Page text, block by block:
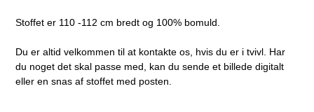
Stoffet er 110 -112 cm bredt og 100% bomuld.
Du er altid velkommen til at kontakte os, hvis du er i tvivl. Har
du noget det skal passe med, kan du sende et billede digitalt
eller en snas af stoffet med posten.